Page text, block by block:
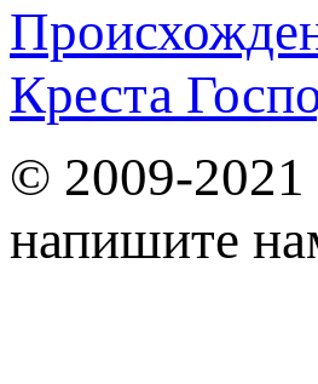
Креста
© 2009-2021
напишите